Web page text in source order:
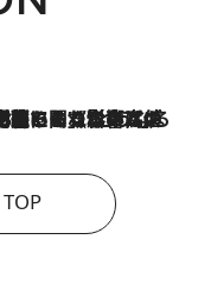
」ホルムズ海峡封鎖による影響はいつまで続く？《エネルギー専門家に聞く“どうなる日本の暮らし”》